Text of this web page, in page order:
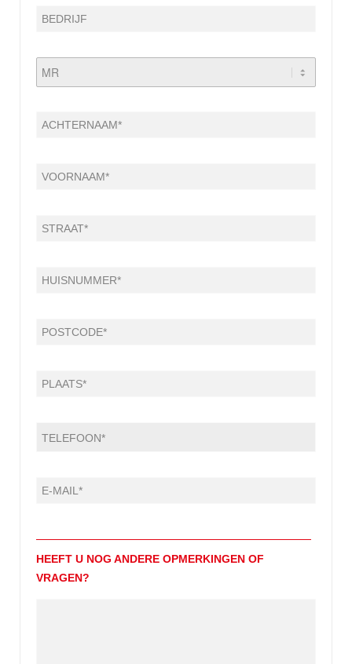
HEEFT U NOG ANDERE OPMERKINGEN OF
VRAGEN?